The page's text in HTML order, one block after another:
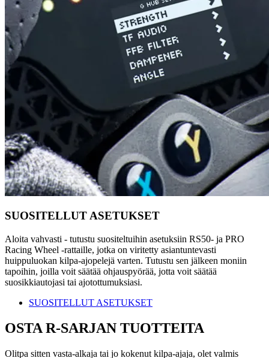
SUOSITELLUT ASETUKSET
Aloita vahvasti - tutustu suositeltuihin asetuksiin RS50- ja PRO
Racing Wheel -rattaille, jotka on viritetty asiantuntevasti
huippuluokan kilpa-ajopelejä varten. Tutustu sen jälkeen moniin
tapoihin, joilla voit säätää ohjauspyörää, jotta voit säätää
suosikkiautojasi tai ajotottumuksiasi.
SUOSITELLUT ASETUKSET
OSTA R-SARJAN TUOTTEITA
Olitpa sitten vasta-alkaja tai jo kokenut kilpa-ajaja, olet valmis